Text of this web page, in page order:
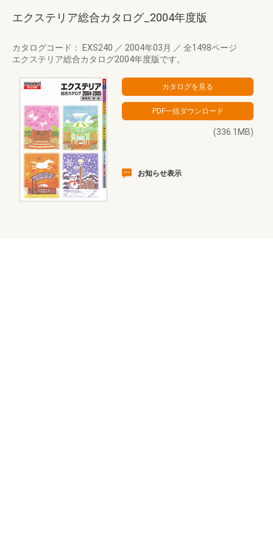
エクステリア総合カタログ_2004年度版
カタログコード： EXS240 ／ 2004年03月 ／ 全1498ページ
エクステリア総合カタログ2004年度版です。
(336.1MB)
お知らせ表示